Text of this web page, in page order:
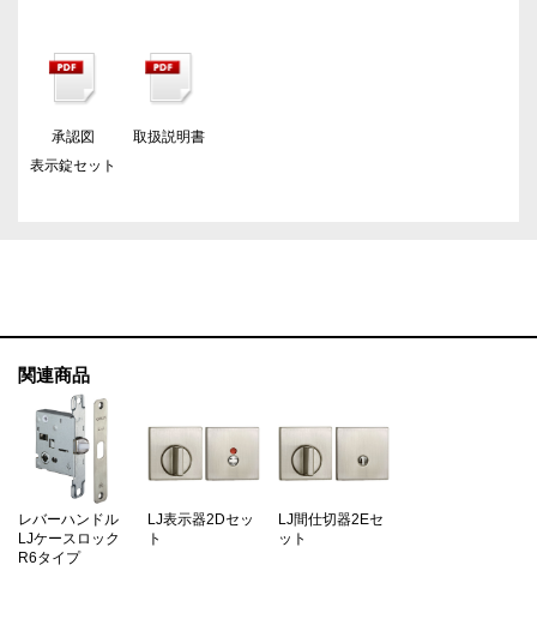
承認図
表示錠セット
取扱説明書
関連商品
レバーハンドル
LJケースロック
R6タイプ
LJ表示器2Dセッ
ト
LJ間仕切器2Eセ
ット